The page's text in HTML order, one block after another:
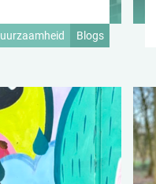
Blogs